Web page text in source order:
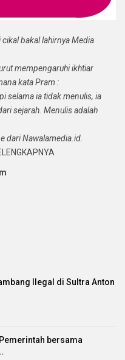
bakal lahirnya Media
mempengaruhi ikhtiar
kata Pram :
selama ia tidak menulis, ia
sejarah. Menulis adalah
dari Nawalamedia.id.
Ilegal di Sultra Anton
bersama